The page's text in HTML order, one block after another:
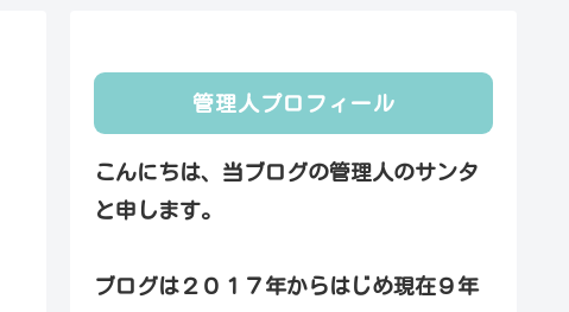
管理人プロフィール
こんにちは、当ブログの管理人のサンタ
と申します。
ブログは２０１７年からはじめ現在９年